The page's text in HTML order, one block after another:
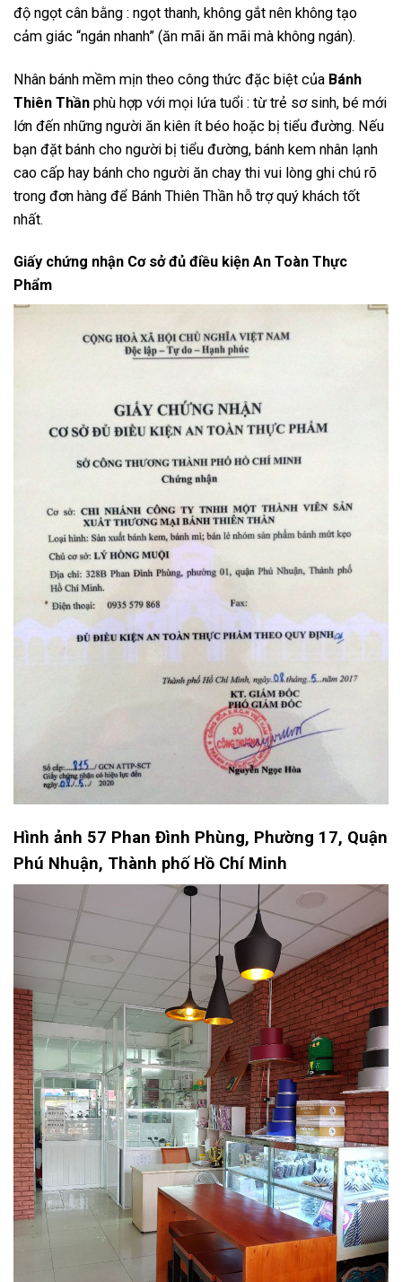
độ ngọt cân bằng : ngọt thanh, không gắt nên không tạo
cảm giác “ngán nhanh” (ăn mãi ăn mãi mà không ngán).
Nhân bánh mềm mịn theo công thức đặc biệt của Bánh
Thiên Thần phù hợp với mọi lứa tuổi : từ trẻ sơ sinh, bé mới
lớn đến những người ăn kiên ít béo hoặc bị tiểu đường. Nếu
bạn đặt bánh cho người bị tiểu đường, bánh kem nhân lạnh
cao cấp hay bánh cho người ăn chay thi vui lòng ghi chú rõ
trong đơn hàng để Bánh Thiên Thần hỗ trợ quý khách tốt
nhất.
Giấy chứng nhận Cơ sở đủ điều kiện An Toàn Thực
Phẩm
Hình ảnh 57 Phan Đình Phùng, Phường 17, Quận
Phú Nhuận, Thành phố Hồ Chí Minh